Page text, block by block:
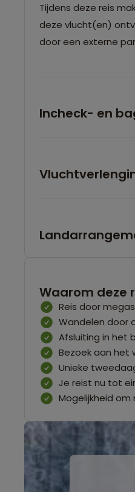
Tijdens deze reis
deze vlucht(en)
door een externe
Incheck- en
Waarom deze
Reis door
Wandelen door
Afsluiting in het
Bezoek aan het
Unieke
Je reist nu tot
Mogelijkheid